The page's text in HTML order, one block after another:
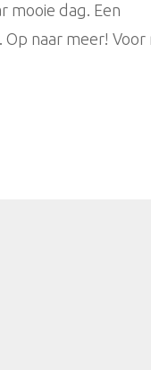
mooie dag. Een
naar meer! Voor